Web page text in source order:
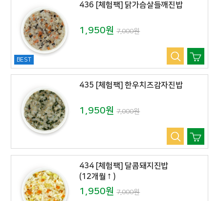
BEST
436 [체험팩] 닭가슴살들깨진밥
1,950원7,000원
435 [체험팩] 한우치즈감자진밥
1,950원7,000원
434 [체험팩] 달콤돼지진밥
(12개월↑)
1,950원7,000원